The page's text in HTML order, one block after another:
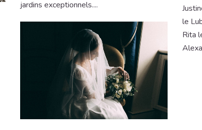
jardins exceptionnels....
le
Rita